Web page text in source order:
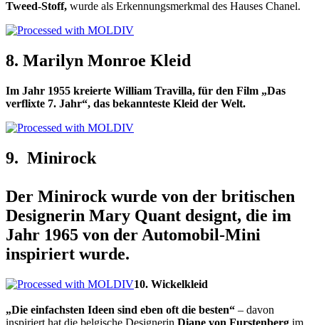
Tweed-Stoff, wurde als Erkennungsmerkmal des Hauses Chanel.
8. Marilyn Monroe Kleid
Im Jahr 1955 kreierte William Travilla, für den Film „Das
verflixte 7. Jahr“, das bekannteste Kleid der Welt.
9. Minirock
Der Minirock wurde von der britischen
Designerin Mary Quant designt, die im
Jahr 1965 von der Automobil-Mini
inspiriert wurde.
10. Wickelkleid
„Die einfachsten Ideen sind eben oft die besten“ – davon
inspiriert hat die belgische Designerin Diane von Furstenberg im